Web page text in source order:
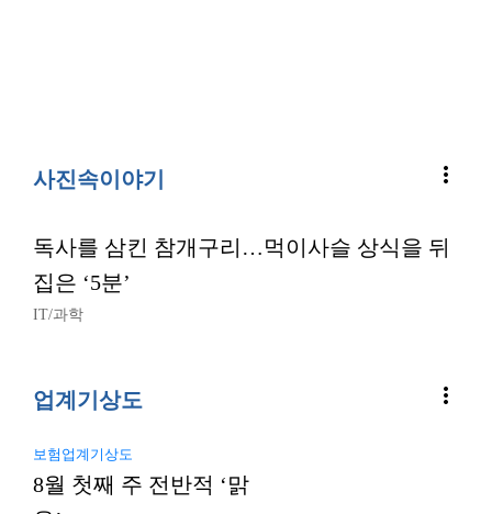
사진속이야기 more_vert
독사를 삼킨 참개구리…먹이사슬 상식을 뒤
집은 ‘5분’
IT/과학
업계기상도 more_vert
보험업계기상도
8월 첫째 주 전반적 ‘맑